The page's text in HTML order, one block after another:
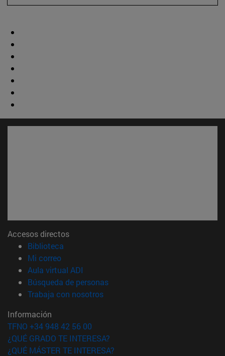
Accesos directos
Biblioteca
Mi correo(abre en nueva ventana)
Aula virtual ADI
Búsqueda de personas(abre en nueva ventana)
Trabaja con nosotros(abre en nueva ventana)
Información
TFNO +34 948 42 56 00
¿QUÉ GRADO TE INTERESA?
¿QUÉ MÁSTER TE INTERESA?